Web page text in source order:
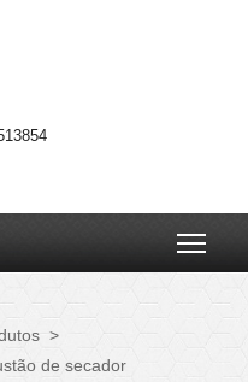
>
de secador